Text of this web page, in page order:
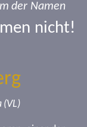
der Namen
nicht!
(VL)